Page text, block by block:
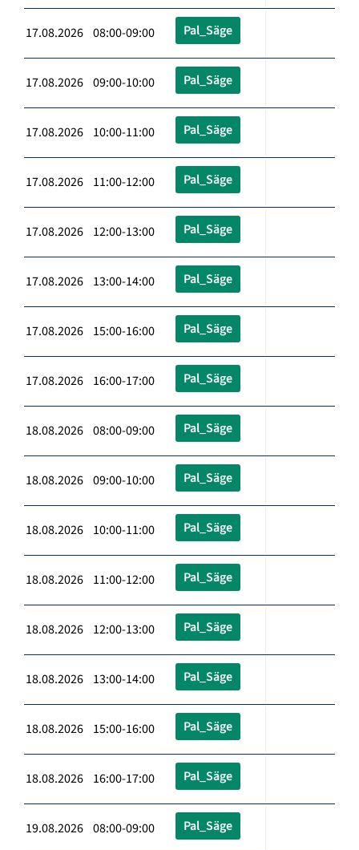
17.08.2026 08:00-09:00 Pal_Säge
17.08.2026 09:00-10:00 Pal_Säge
17.08.2026 10:00-11:00 Pal_Säge
17.08.2026 11:00-12:00 Pal_Säge
17.08.2026 12:00-13:00 Pal_Säge
17.08.2026 13:00-14:00 Pal_Säge
17.08.2026 15:00-16:00 Pal_Säge
17.08.2026 16:00-17:00 Pal_Säge
18.08.2026 08:00-09:00 Pal_Säge
18.08.2026 09:00-10:00 Pal_Säge
18.08.2026 10:00-11:00 Pal_Säge
18.08.2026 11:00-12:00 Pal_Säge
18.08.2026 12:00-13:00 Pal_Säge
18.08.2026 13:00-14:00 Pal_Säge
18.08.2026 15:00-16:00 Pal_Säge
18.08.2026 16:00-17:00 Pal_Säge
19.08.2026 08:00-09:00 Pal_Säge